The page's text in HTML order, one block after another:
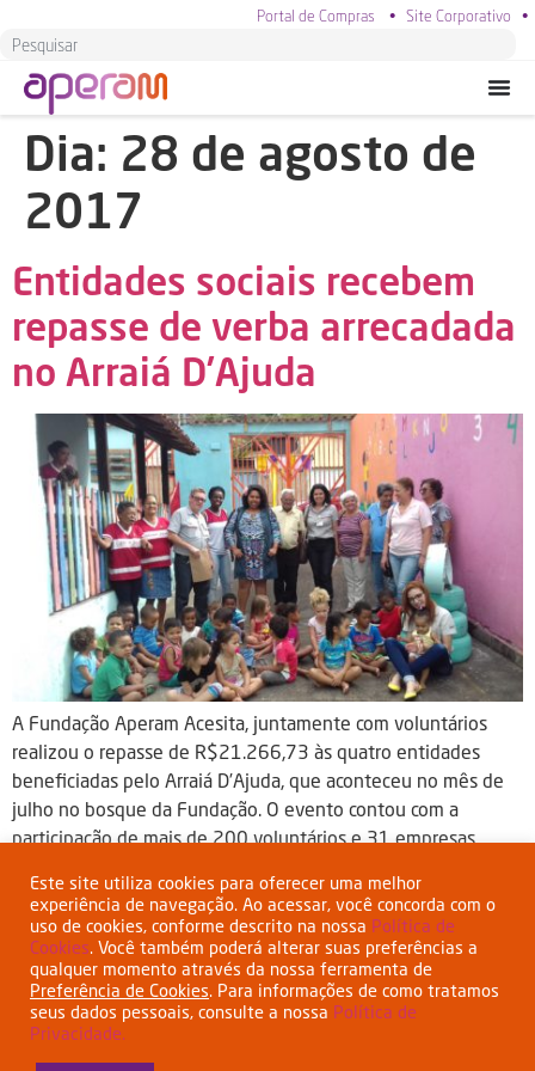
Portal de Compras • Site Corporativo •
Dia: 28 de agosto de
2017
Entidades sociais recebem
repasse de verba arrecadada
no Arraiá D’Ajuda
A Fundação Aperam Acesita, juntamente com voluntários
realizou o repasse de R$21.266,73 às quatro entidades
beneficiadas pelo Arraiá D’Ajuda, que aconteceu no mês de
julho no bosque da Fundação. O evento contou com a
participação de mais de 200 voluntários e 31 empresas
Aproximadamente 300 crianças e […]
Este site utiliza cookies para oferecer uma melhor
experiência de navegação. Ao acessar, você concorda com o
uso de cookies, conforme descrito na nossa Política de
Cookies. Você também poderá alterar suas preferências a
qualquer momento através da nossa ferramenta de
Preferência de Cookies. Para informações de como tratamos
seus dados pessoais, consulte a nossa Política de
Privacidade.